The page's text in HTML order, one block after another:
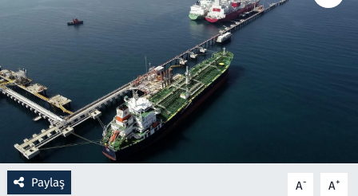
Paylaş A- A+
Ramazan
Rüya Tabirleri
Sağlık
Savunma Sanayi